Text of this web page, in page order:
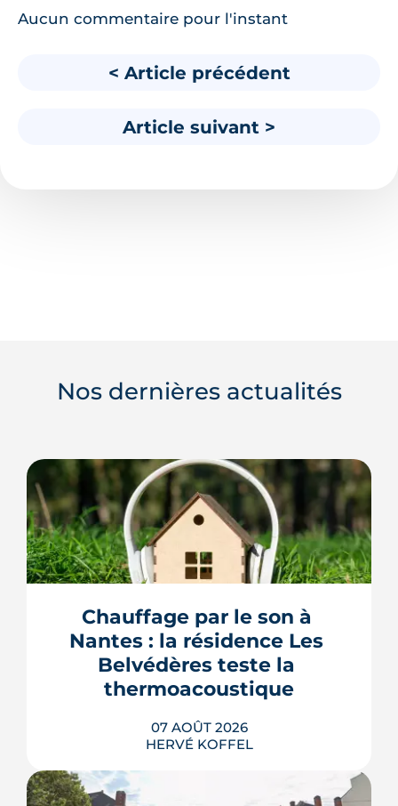
Aucun commentaire pour l'instant
< Article précédent
Article suivant >
Nos dernières actualités
Chauffage par le son à
Nantes : la résidence Les
Belvédères teste la
thermoacoustique
07 AOÛT 2026
HERVÉ KOFFEL